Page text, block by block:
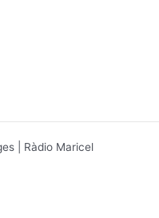
| Ràdio Maricel